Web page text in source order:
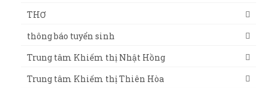
THƠ
thông báo tuyển sinh
Trung tâm Khiếm thị Nhật Hồng
Trung tâm Khiếm thị Thiên Hòa